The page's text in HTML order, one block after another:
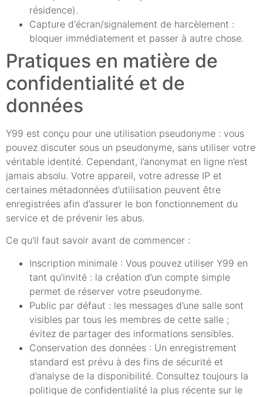
résidence).
Capture d'écran/signalement de harcèlement :
bloquer immédiatement et passer à autre chose.
Pratiques en matière de
confidentialité et de
données
Y99 est conçu pour une utilisation pseudonyme : vous
pouvez discuter sous un pseudonyme, sans utiliser votre
véritable identité. Cependant, l’anonymat en ligne n’est
jamais absolu. Votre appareil, votre adresse IP et
certaines métadonnées d’utilisation peuvent être
enregistrées afin d’assurer le bon fonctionnement du
service et de prévenir les abus.
Ce qu'il faut savoir avant de commencer :
Inscription minimale : Vous pouvez utiliser Y99 en
tant qu’invité : la création d’un compte simple
permet de réserver votre pseudonyme.
Public par défaut : les messages d’une salle sont
visibles par tous les membres de cette salle ;
évitez de partager des informations sensibles.
Conservation des données : Un enregistrement
standard est prévu à des fins de sécurité et
d’analyse de la disponibilité. Consultez toujours la
politique de confidentialité la plus récente sur le